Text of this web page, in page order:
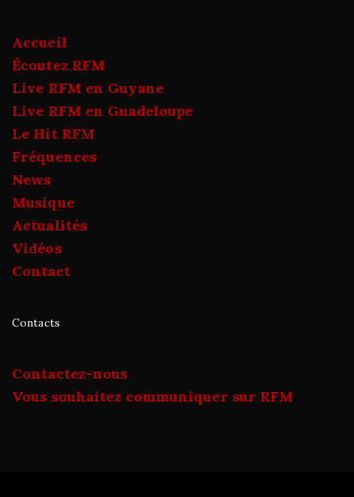
Accueil
Écoutez RFM
Live RFM en Guyane
Live RFM en Guadeloupe
Le Hit RFM
Fréquences
News
Musique
Actualités
Vidéos
Contact
Contacts
Contactez-nous
Vous souhaitez communiquer sur RFM